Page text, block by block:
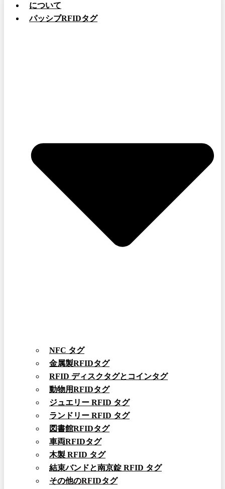
について
パッシブRFIDタグ
NFC タグ
金属製RFIDタグ
RFID ディスクタグとコインタグ
動物用RFIDタグ
ジュエリー RFID タグ
ランドリー RFID タグ
図書館RFIDタグ
車両RFIDタグ
木製 RFID タグ
結束バンドと南京錠 RFID タグ
その他のRFIDタグ